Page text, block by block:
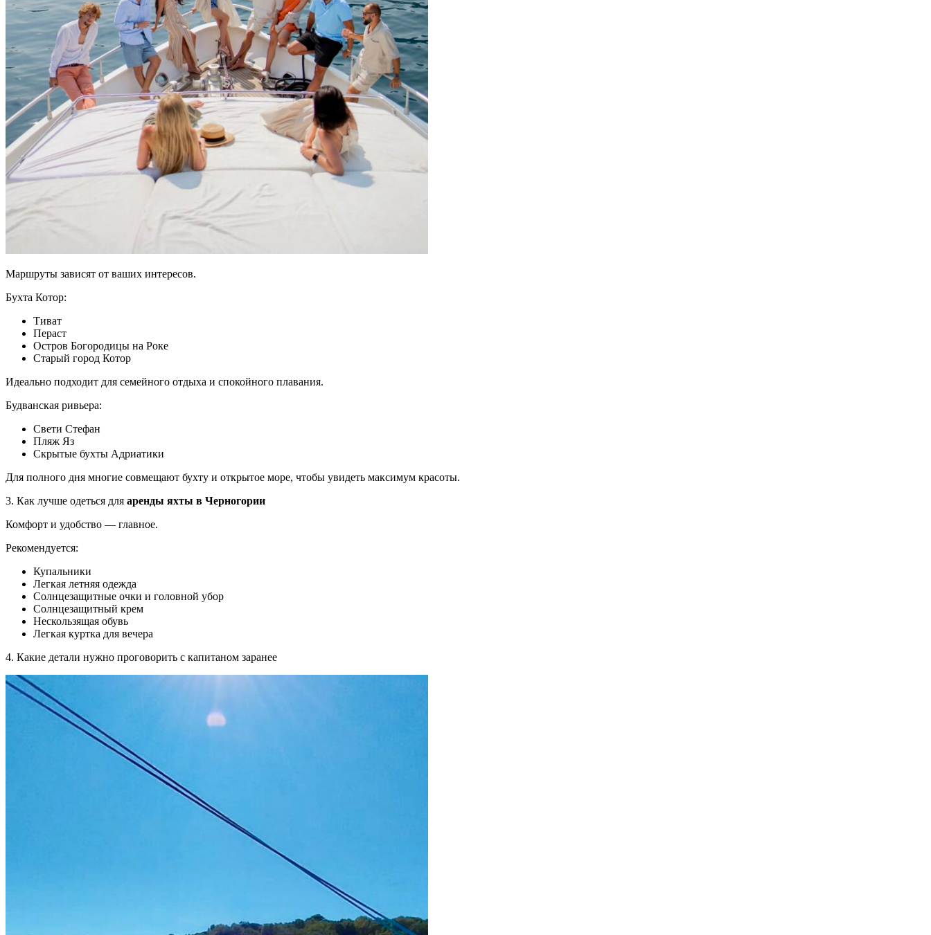
Маршруты зависят от ваших интересов.
Бухта Котор:
Тиват
Пераст
Остров Богородицы на Роке
Старый город Котор
Идеально подходит для семейного отдыха и спокойного плавания.
Будванская ривьера:
Свети Стефан
Пляж Яз
Скрытые бухты Адриатики
Для полного дня многие совмещают бухту и открытое море, чтобы увидеть максимум красоты.
3. Как лучше одеться для аренды яхты в Черногории
Комфорт и удобство — главное.
Рекомендуется:
Купальники
Легкая летняя одежда
Солнцезащитные очки и головной убор
Солнцезащитный крем
Нескользящая обувь
Легкая куртка для вечера
4. Какие детали нужно проговорить с капитаном заранее